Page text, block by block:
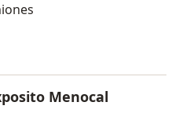
Menocal